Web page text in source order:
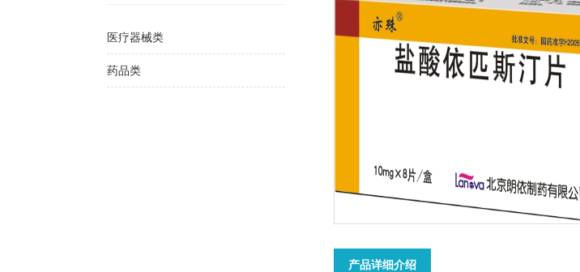
医疗器械类
药品类
产品详细介绍